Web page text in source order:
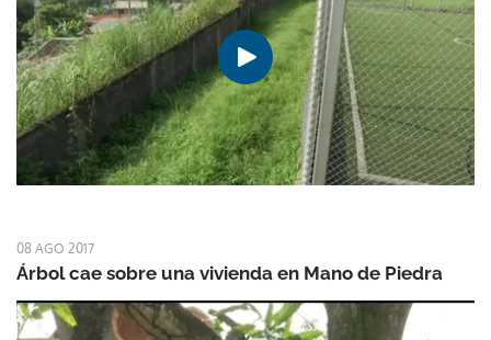
08 AGO 2017
Árbol cae sobre una vivienda en Mano de Piedra